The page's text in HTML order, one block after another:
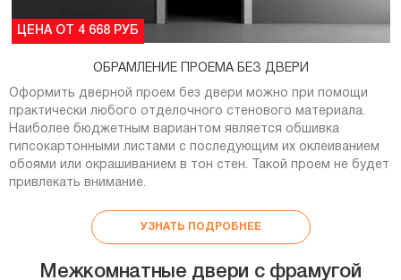
ЦЕНА ОТ 4 668 РУБ
ОБРАМЛЕНИЕ ПРОЕМА БЕЗ ДВЕРИ
Оформить дверной проем без двери можно при помощи
практически любого отделочного стенового материала.
Наиболее бюджетным вариантом является обшивка
гипсокартонными листами с последующим их оклеиванием
обоями или окрашиванием в тон стен. Такой проем не будет
привлекать внимание.
УЗНАТЬ ПОДРОБНЕЕ
Межкомнатные двери с фрамугой